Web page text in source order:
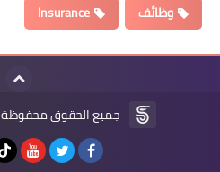
وظائف
Insurance
جميع الحقوق محفوظة